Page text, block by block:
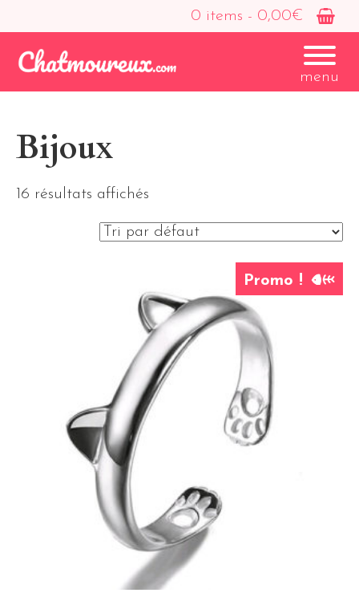
0 items - 0,00€
menu
Bijoux
16 résultats affichés
Promo !